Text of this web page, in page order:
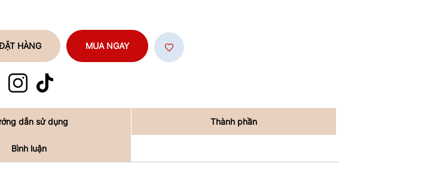
HÀNG MUA NGAY
dẫn sử dụng Thành phần
Bình luận